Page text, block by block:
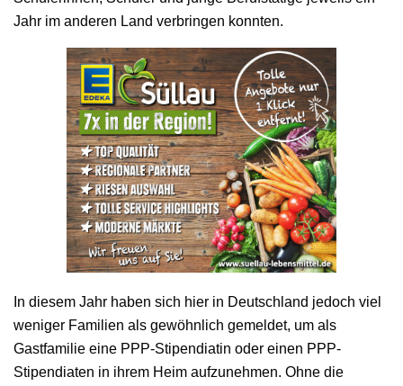
Jahr im anderen Land verbringen konnten.
In diesem Jahr haben sich hier in Deutschland jedoch viel
weniger Familien als gewöhnlich gemeldet, um als
Gastfamilie eine PPP-Stipendiatin oder einen PPP-
Stipendiaten in ihrem Heim aufzunehmen. Ohne die